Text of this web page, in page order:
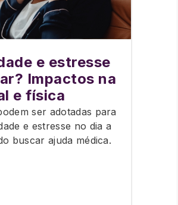
e estresse
Impactos na
e física
ser adotadas para
e estresse no dia a
buscar ajuda médica.